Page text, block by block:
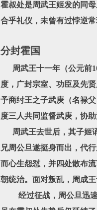
霍叔处是周武王姬发的同
合乎礼仪，未曾有过悖逆
分封霍国
周武王十一年（公元前
度，广封宗室、功臣及先
予商纣王之子武庚（名禄
度三人共同监督武庚，协
周武王去世后，其子姬诵
兄周公旦遂挺身而出，代
而心生怨怼，并四处散布
朝统治。面对叛乱，周成
经过征战，周公旦迅速